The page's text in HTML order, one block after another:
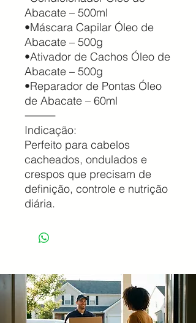
Abacate – 500ml
•Máscara Capilar Óleo de
Abacate – 500g
•Ativador de Cachos Óleo de
Abacate – 500g
•Reparador de Pontas Óleo
de Abacate – 60ml
⸻
Indicação:
Perfeito para cabelos
cacheados, ondulados e
crespos que precisam de
definição, controle e nutrição
diária.